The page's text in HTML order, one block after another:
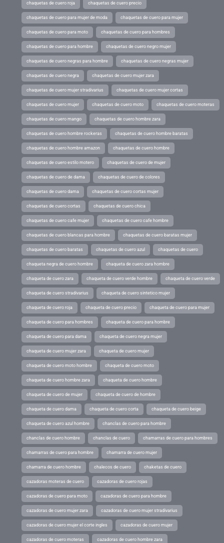
chaquetas de cuero roja chaquetas de cuero precio
chaquetas de cuero para mujer de moda chaquetas de cuero para mujer
chaquetas de cuero para moto chaquetas de cuero para hombres
chaquetas de cuero para hombre chaquetas de cuero negro mujer
chaquetas de cuero negras para hombre chaquetas de cuero negras mujer
chaquetas de cuero negra chaquetas de cuero mujer zara
chaquetas de cuero mujer stradivarius chaquetas de cuero mujer cortas
chaquetas de cuero mujer chaquetas de cuero moto chaquetas de cuero moteras
chaquetas de cuero mango chaquetas de cuero hombre zara
chaquetas de cuero hombre rockeras chaquetas de cuero hombre baratas
chaquetas de cuero hombre amazon chaquetas de cuero hombre
chaquetas de cuero estilo motero chaquetas de cuero de mujer
chaquetas de cuero de dama chaquetas de cuero de colores
chaquetas de cuero dama chaquetas de cuero cortas mujer
chaquetas de cuero cortas chaquetas de cuero chica
chaquetas de cuero cafe mujer chaquetas de cuero cafe hombre
chaquetas de cuero blancas para hombre chaquetas de cuero baratas mujer
chaquetas de cuero baratas chaquetas de cuero azul chaquetas de cuero
chaqueta negra de cuero hombre chaqueta de cuero zara hombre
chaqueta de cuero zara chaqueta de cuero verde hombre chaqueta de cuero verde
chaqueta de cuero stradivarius chaqueta de cuero sintetico mujer
chaqueta de cuero roja chaqueta de cuero precio chaqueta de cuero para mujer
chaqueta de cuero para hombres chaqueta de cuero para hombre
chaqueta de cuero para dama chaqueta de cuero negra mujer
chaqueta de cuero mujer zara chaqueta de cuero mujer
chaqueta de cuero moto hombre chaqueta de cuero moto
chaqueta de cuero hombre zara chaqueta de cuero hombre
chaqueta de cuero de mujer chaqueta de cuero de hombre
chaqueta de cuero dama chaqueta de cuero corta chaqueta de cuero beige
chaqueta de cuero azul hombre chanclas de cuero para hombre
chanclas de cuero hombre chanclas de cuero chamarras de cuero para hombres
chamarras de cuero para hombre chamarra de cuero mujer
chamarra de cuero hombre chalecos de cuero chaketas de cuero
cazadoras moteras de cuero cazadoras de cuero rojas
cazadoras de cuero para moto cazadoras de cuero para hombre
cazadoras de cuero mujer zara cazadoras de cuero mujer stradivarius
cazadoras de cuero mujer el corte ingles cazadoras de cuero mujer
cazadoras de cuero moteras cazadoras de cuero hombre zara